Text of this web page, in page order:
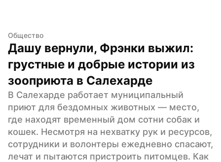
Общество
Дашу вернули, Фрэнки выжил:
грустные и добрые истории из
зооприюта в Салехарде
В Салехарде работает муниципальный
приют для бездомных животных — место,
где находят временный дом сотни собак и
кошек. Несмотря на нехватку рук и ресурсов,
сотрудники и волонтеры ежедневно спасают,
лечат и пытаются пристроить питомцев. Как